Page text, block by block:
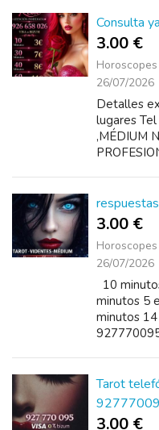
Consulta
3.00 €
26/07/2026
Detalles
lugares
,MÉDIUM
3.00 €
26/07/2026
10
minutos 5
minutos
Tarot
3.00 €